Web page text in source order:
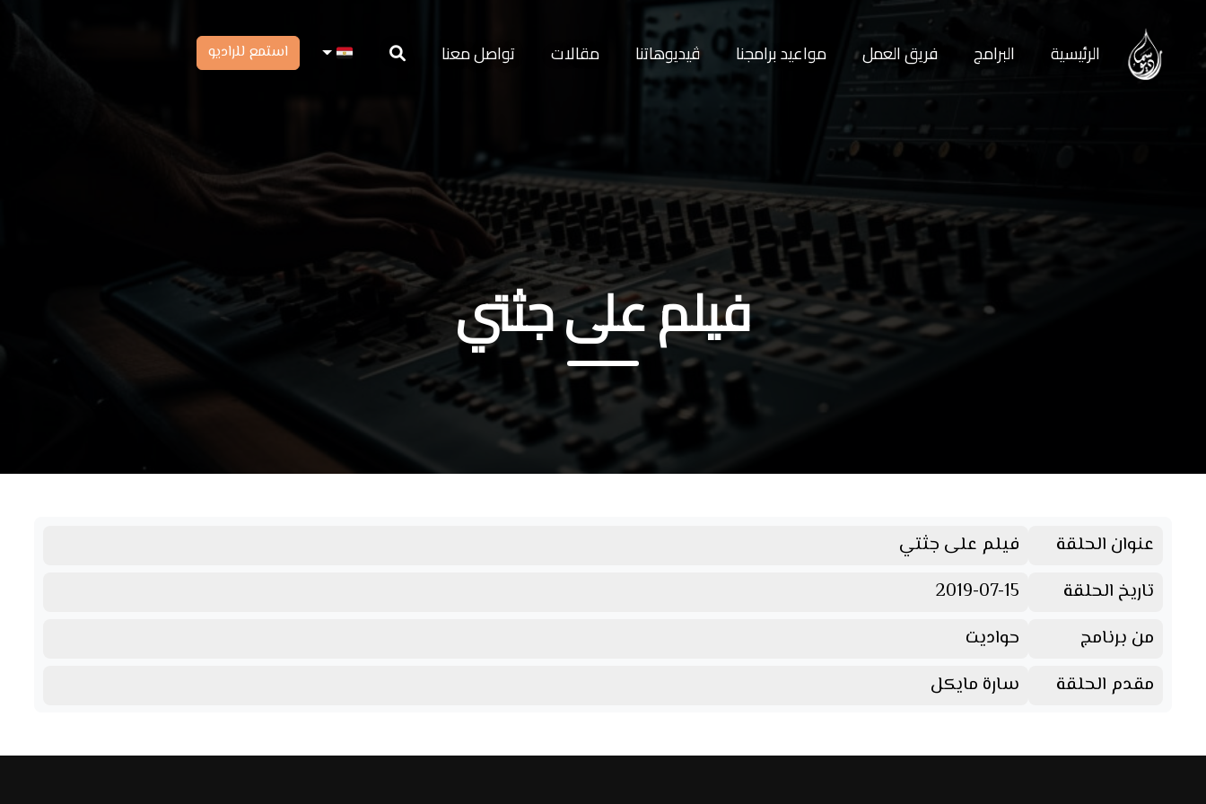
الرئيسية البرامج فريق العمل مواعيد برامجنا ڤيديوهاتنا مقالات تواصل معنا استمع للراديو
فيلم على جثتي
عنوان الحلقة
فيلم على جثتي
تاريخ الحلقة
2019-07-15
من برنامج
حواديت
مقدم الحلقة
سارة مايكل